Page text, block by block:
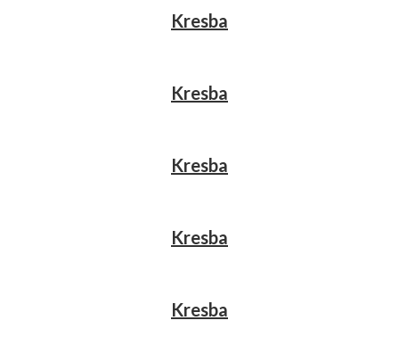
Kresba
Kresba
Kresba
Kresba
Kresba